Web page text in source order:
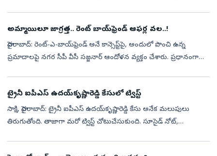
అమ్మాయిలూ జాగ్రత్త.. రెంట్ బాయ్‌ఫ్రెండ్ ఆఫర్ల వల..!
హైదరాబాద్‌: రెంట్‌-ఎ-బాయ్‌ఫ్రెండ్‌ అనే కాన్సెప్ట్‌పై, అందులో పొంచి ఉన్న
ప్రమాదాలపై నగర సీపీ వీసీ సజ్జనార్‌ ఆందోళన వ్యక్తం చేశారు. ప్రధానంగా
ట్రైనీ ఐపీఎస్‌ ఉదయ్‌కృష్ణారెడ్డి కేసులో ట్విస్ట్‌
సాక్షి, హైదరాబాద్‌: ట్రైనీ ఐపీఎస్‌ ఉదయ్‌కృష్ణారెడ్డి కేసు అనేక మలుపులు
తిరుగుతోంది. తాజాగా మరో ట్విస్ట్‌ చోటుచేసుకుంది. సూసైడ్‌ నోట్‌,